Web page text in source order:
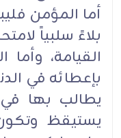
أما المؤمن
بلاءً سلبياً
القيامة، وأما
بإعطائه في
يطالب بها في
يستيقظ